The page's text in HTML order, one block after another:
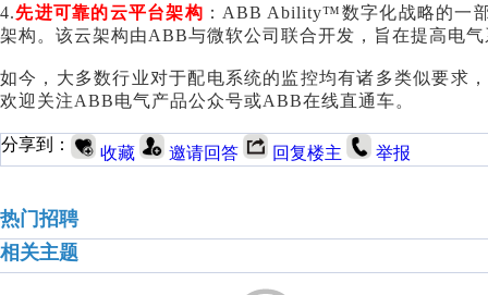
4.先进可靠的云平台架构 ： ABB Ability™数字化战略的一
架构。该云架构由ABB与微软公司联合开发，旨在提高电
如今，大多数行业对于配电系统的监控均有诸多类似要求
欢迎关注ABB电气产品公众号或ABB在线直通车。
分享到： 收藏 邀请回答 回复楼主 举报
热门招聘
相关主题